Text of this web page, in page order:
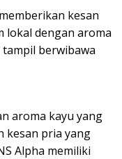
kesan
lokal dengan aroma
berwibawa
aroma kayu yang
kesan pria yang
Alpha memiliki